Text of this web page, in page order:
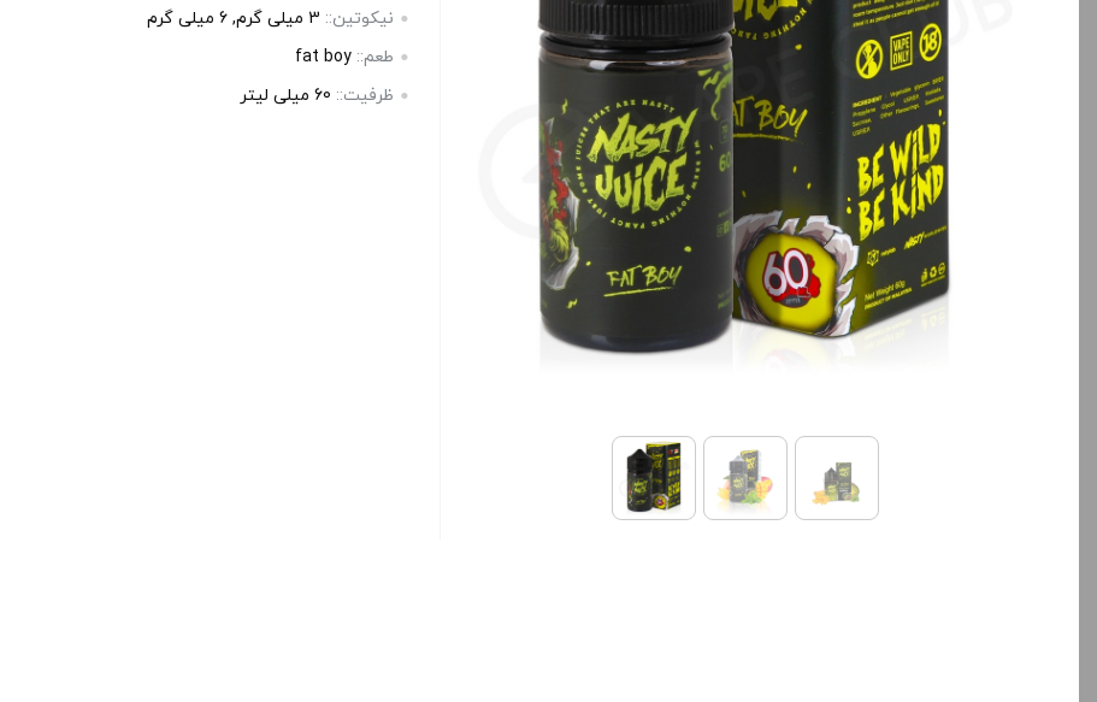
بالا انتخاب کنید.
تمامی قیمت ها بروز هستند.
-
افزودن به سبد خرید
بالا انتخاب کنید.
ساعت پیش
تمامی قیمت ها بروز هستند.
+
افزودن به سبد خرید
بالا انتخاب کنید.
نیکوتین:: 3 میلی‌ گرم, 6 میلی گرم
طعم::fat boy
ظرفیت:: 60 میلی‌ لیتر